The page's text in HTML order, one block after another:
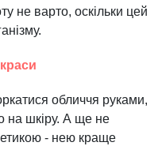
не варто, оскільки цей
обличчя руками,
на шкіру. А ще не
- нею краще